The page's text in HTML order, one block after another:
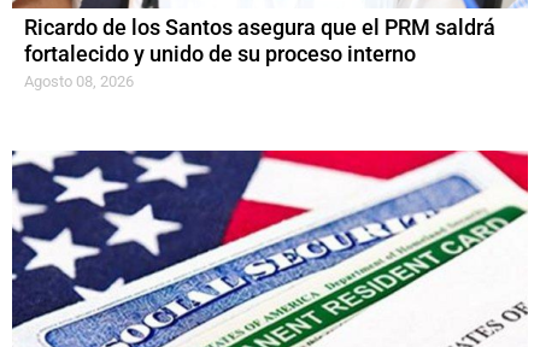
Ricardo de los Santos asegura que el PRM saldrá
fortalecido y unido de su proceso interno
Agosto 08, 2026